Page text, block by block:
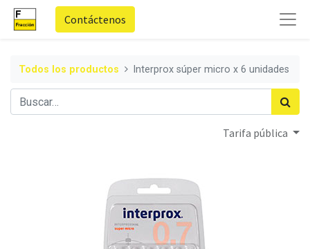
Contáctenos
Todos los productos Interprox súper micro x 6 unidades
Tarifa pública